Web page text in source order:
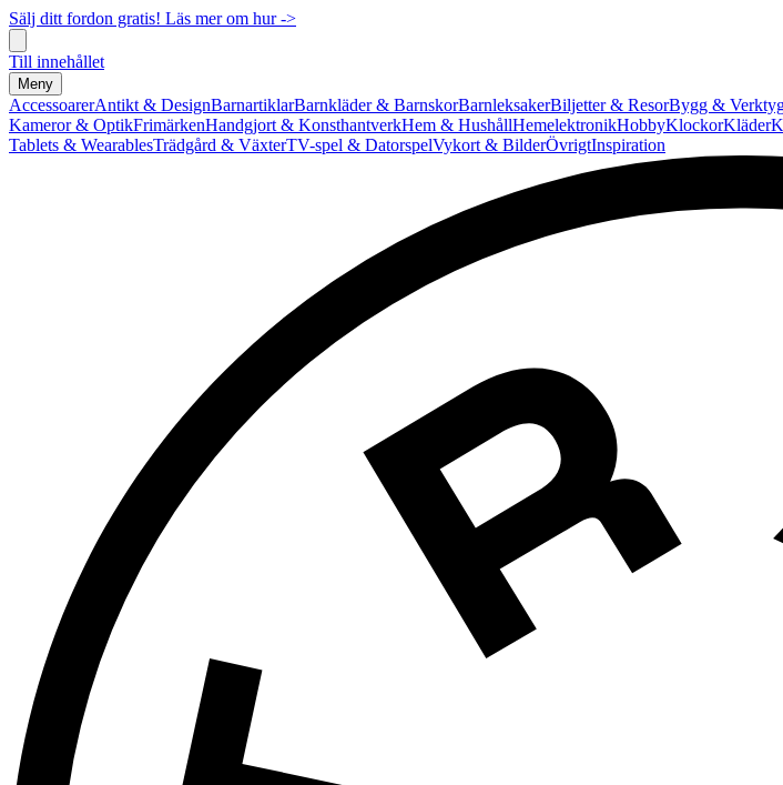
Sälj ditt fordon gratis! Läs mer om hur ->
Till innehållet
Meny
AccessoarerAntikt & DesignBarnartiklarBarnkläder & BarnskorBarnleksakerBiljetter & ResorBygg &
Kameror & OptikFrimärkenHandgjort & KonsthantverkHem & HushållHemelektronikHobbyKlockorKläder
Tablets & WearablesTrädgård & VäxterTV-spel & DatorspelVykort & BilderÖvrigtInspiration